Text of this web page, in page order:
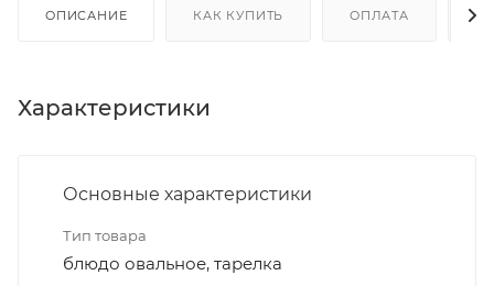
ОПИСАНИЕ КАК КУПИТЬ ОПЛАТА
Характеристики
Основные характеристики
Тип товара
блюдо овальное, тарелка